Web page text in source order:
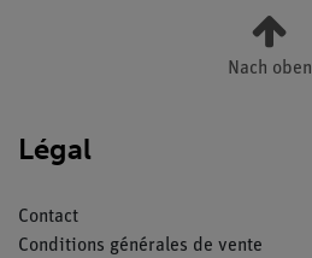
Nach oben
Légal
Contact
Conditions générales de vente